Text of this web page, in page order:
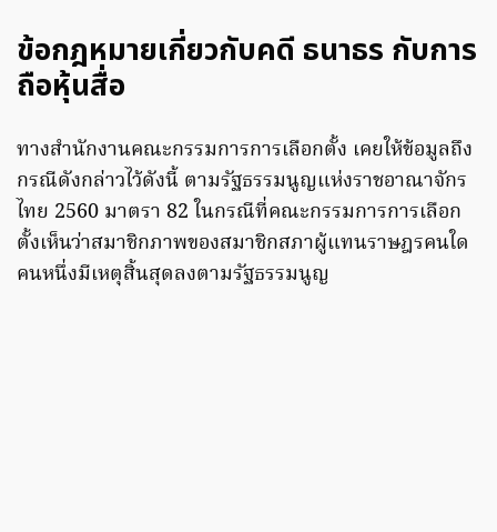
ข้อกฎหมายเกี่ยวกับคดี ธนาธร กับการ
ถือหุ้นสื่อ
ทางสำนักงานคณะกรรมการการเลือกตั้ง เคยให้ข้อมูลถึง
กรณีดังกล่าวไว้ดังนี้ ตามรัฐธรรมนูญแห่งราชอาณาจักร
ไทย 2560 มาตรา 82 ในกรณีที่คณะกรรมการการเลือก
ตั้งเห็นว่าสมาชิกภาพของสมาชิกสภาผู้แทนราษฎรคนใด
คนหนึ่งมีเหตุสิ้นสุดลงตามรัฐธรรมนูญ